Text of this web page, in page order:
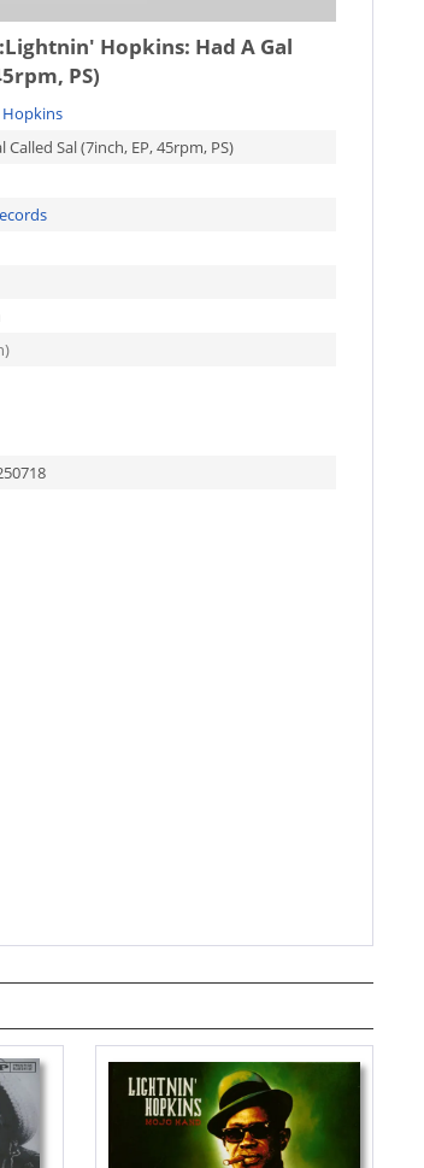
Lightnin' Hopkins: Had A Gal
PS)
Called Sal (7inch, EP, 45rpm, PS)